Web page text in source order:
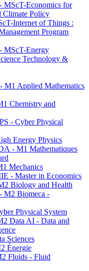
MScT-Economics for
Climate Policy
Internet of Things :
Program
MScT-Energy
Technology &
Applied Mathematics
Chemistry and
- Cyber Physical
Energy Physics
- M1 Mathematiques
Mechanics
- Master in Economics
Biology and Health
Biomeca -
Physical System
Data AI - Data and
Sciences
Énergie
Fluids - Fluid